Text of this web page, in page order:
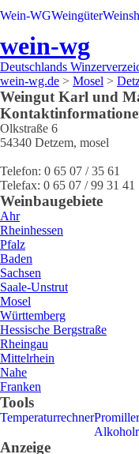
Wein-WGWeingüter
wein-wg
Deutschlands
wein-wg.de > Mosel >
Weingut Karl und
Olkstraße 6
54340 Detzem, mosel
Telefon: 0 65 07 / 35 61
Telefax: 0 65 07 / 99 31 41
Weinbaugebiete
Ahr
Rheinhessen
Pfalz
Baden
Sachsen
Saale-Unstrut
Mosel
Württemberg
Hessische Bergstraße
Rheingau
Mittelrhein
Nahe
Franken
Tools
Temperaturrechner
Anzeige